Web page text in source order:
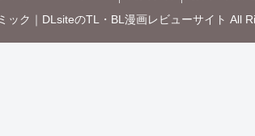
ク｜DLsiteのTL・BL漫画レビューサイト All